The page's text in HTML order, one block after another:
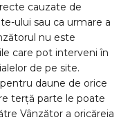
cauzate de
ului sau ca urmare a
nu este
care pot interveni în
de pe site.
daune de orice
terță parte le poate
Vânzător a oricăreia